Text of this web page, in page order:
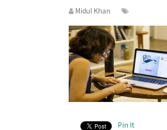
Midul Khan
Pin It